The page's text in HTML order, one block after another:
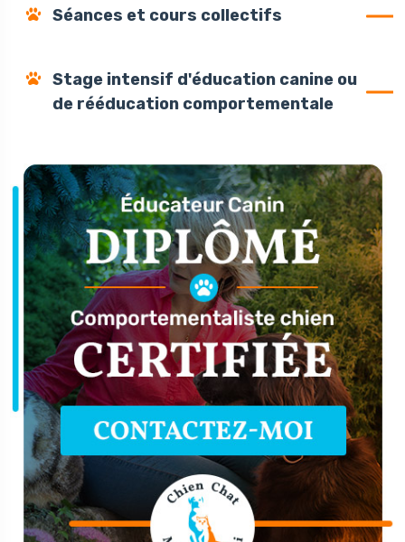
Séances et cours collectifs
Stage intensif d'éducation canine ou
de rééducation comportementale